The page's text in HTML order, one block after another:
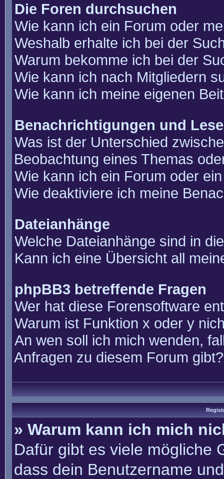
Die Foren durchsuchen
Wie kann ich ein Forum oder
Weshalb erhalte ich bei der
Warum bekomme ich bei der
Wie kann ich nach Mitgliedern
Wie kann ich meine eigenen
Benachrichtigungen und
Was ist der Unterschied
Beobachtung eines Themas
Wie kann ich ein Forum oder
Wie deaktiviere ich meine
Dateianhänge
Welche Dateianhänge sind in
Kann ich eine Übersicht all
phpBB3 betreffende Fragen
Wer hat diese Forensoftware
Warum ist Funktion x oder y
An wen soll ich mich wenden,
Anfragen zu diesem Forum gibt?
» Warum kann ich mich
Dafür gibt es viele mögliche
dass dein Benutzername